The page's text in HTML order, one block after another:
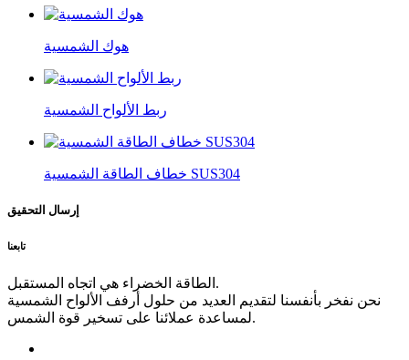
هوك الشمسية
ربط الألواح الشمسية
خطاف الطاقة الشمسية SUS304
إرسال التحقيق
تابعنا
الطاقة الخضراء هي اتجاه المستقبل.
نحن نفخر بأنفسنا لتقديم العديد من حلول أرفف الألواح الشمسية
لمساعدة عملائنا على تسخير قوة الشمس.